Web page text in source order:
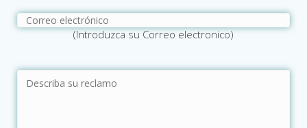
(Introduzca su Correo electronico)